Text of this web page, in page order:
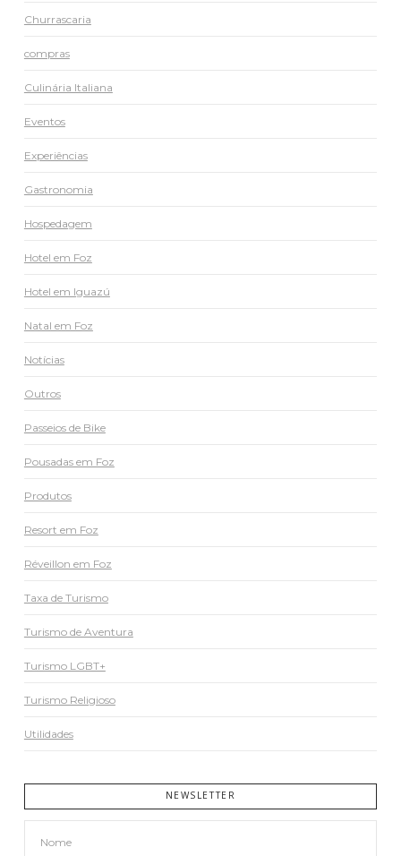
Churrascaria
compras
Culinária Italiana
Eventos
Experiências
Gastronomia
Hospedagem
Hotel em Foz
Hotel em Iguazú
Natal em Foz
Notícias
Outros
Passeios de Bike
Pousadas em Foz
Produtos
Resort em Foz
Réveillon em Foz
Taxa de Turismo
Turismo de Aventura
Turismo LGBT+
Turismo Religioso
Utilidades
NEWSLETTER